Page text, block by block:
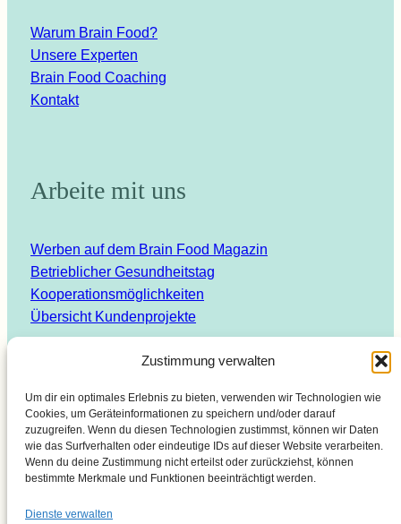
Zustimmung verwalten
Um dir ein optimales Erlebnis zu bieten, verwenden wir Technologien wie
Cookies, um Geräteinformationen zu speichern und/oder darauf
zuzugreifen. Wenn du diesen Technologien zustimmst, können wir Daten
wie das Surfverhalten oder eindeutige IDs auf dieser Website verarbeiten.
Wenn du deine Zustimmung nicht erteilst oder zurückziehst, können
bestimmte Merkmale und Funktionen beeinträchtigt werden.
Dienste verwalten
Warum Brain Food?
Unsere Experten
Brain Food Coaching
Kontakt
Arbeite mit uns
Werben auf dem Brain Food Magazin
Betrieblicher Gesundheitstag
Kooperationsmöglichkeiten
Übersicht Kundenprojekte
Suchen